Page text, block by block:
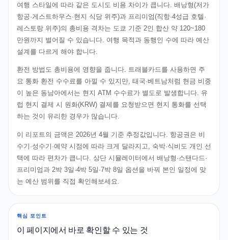
여행 스타일에 따라 같은 도시도 비용 차이가 큽니다. 배낭형(저가
항공·게스트하우스·현지 식당 위주)과 프리미엄(직항·4성급 호텔·
레스토랑 위주)의 총비용 격차는 도쿄 기준 2인 합산 약 120~180
만원까지 벌어질 수 있습니다. 여행 목적과 동행인 수에 따라 예산
설계를 다르게 해야 합니다.
환전 방법도 총비용에 영향을 줍니다. 트래블카드를 사용하면 주
요 통화 환전 수수료를 아낄 수 있지만, 태국·베트남처럼 현금 비중
이 높은 동남아에서는 현지 ATM 수수료가 별도로 발생합니다. 유
럽 현지 결제 시 원화(KRW) 결제를 요청받으면 현지 통화를 선택
하는 것이 유리한 경우가 많습니다.
이 리포트의 금액은 2026년 4월 기준 추정값입니다. 항공권은 비
수기·성수기·예약 시점에 따라 크게 달라지고, 숙박·식비도 개인 선
택에 따라 편차가 큽니다. 상단 시뮬레이터에서 배낭형·스탠다드·
프리미엄과 2박 3일·4박 5일·7박 8일 옵션을 바꿔 본인 일정에 맞
는 예산 범위를 직접 확인해보세요.
핵심 포인트
이 페이지에서 바로 확인할 수 있는 것